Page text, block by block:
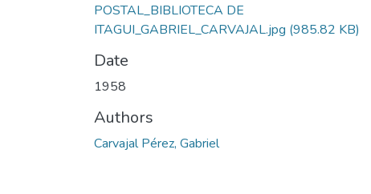
POSTAL_BIBLIOTECA DE
ITAGUI_GABRIEL_CARVAJAL.jpg (985.82 KB)
Date
1958
Authors
Carvajal Pérez, Gabriel